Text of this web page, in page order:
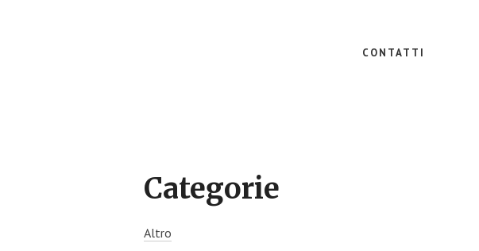
CONTATTI
Primary
Sidebar
Categorie
Altro